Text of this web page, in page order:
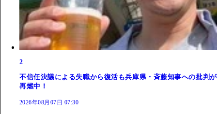
2
不信任決議による失職から復活も兵庫県・斉藤知事への批判が
再燃中！
2026年08月07日 07:30